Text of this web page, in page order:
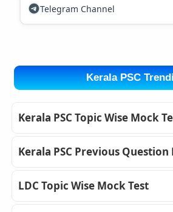
Telegram Channel
Kerala PSC
Kerala PSC Topic Wise Mock
Kerala PSC Previous Question
LDC Topic Wise Mock Test